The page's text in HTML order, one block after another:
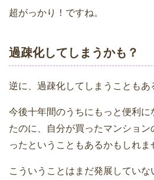
超がっかり！ですね。
過疎化してしまうかも？
逆に、過疎化してしまうこともあ
今後十年間のうちにもっと便利に
たのに、自分が買ったマンショ
ったということもあるかもしれま
こういうことはまだ発展してい